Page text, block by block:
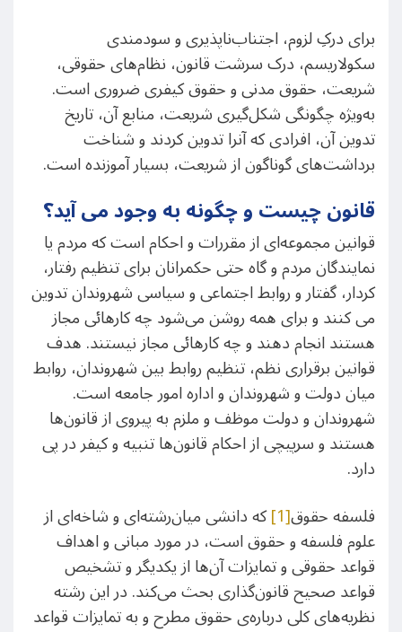
برای درکِ لزوم، اجتناب‌ناپذیری و سودمندی
سکولاریسم، درک سرشت قانون، نظام‌های حقوقی،
شریعت، حقوق مدنی و حقوق کیفری ضروری است.
به‌ویژه چگونگی شکل‌گیری شریعت، منابع آن، تاریخ
تدوین آن، افرادی که آنرا تدوین کردند و شناخت
برداشت‌های گوناگون از شریعت، بسیار آموزنده است.
قانون چیست و چگونه به وجود می آید؟
قوانین مجموعه‌ای از مقررات و احکام است که مردم یا
نمایندگان مردم و گاه حتی حکمرانان برای تنظیم رفتار،
کردار، گفتار و روابط اجتماعی و سیاسی شهروندان تدوین
می کنند و برای همه روشن می‌شود چه کارهائی مجاز
هستند انجام دهند و چه کارهائی مجاز نیستند. هدف
قوانین برقراری نظم، تنظیم روابط بین شهروندان، روابط
میان دولت و شهروندان و اداره امور جامعه است.
شهروندان و دولت موظف و ملزم به پیروی از قانون‌ها
هستند و سرپیچی از احکام قانون‌ها تنبیه و کیفر در پی
دارد.
فلسفه حقوق[1] که دانشی میان‌رشته‌ای و شاخه‌ای از
علوم فلسفه و حقوق است، در مورد مبانی و اهداف
قواعد حقوقی و تمایزات آن‌ها از یکدیگر و تشخیص
قواعد صحیح قانون‌گذاری بحث می‌کند. در این رشته
نظریه‌های کلی درباره‌ی حقوق مطرح و به تمایزات قواعد